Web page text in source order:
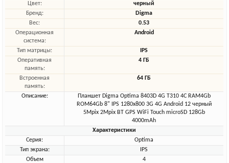
Цвет:
черный
Бренд:
Digma
Вес:
0.53
Операционная
система:
Android
Тип матрицы:
IPS
Оперативная
память:
4 ГБ
Встроенная
память:
64 ГБ
Описание:
Планшет Digma Optima 8403D 4G T310 4C RAM4Gb
ROM64Gb 8" IPS 1280x800 3G 4G Android 12 черный
5Mpix 2Mpix BT GPS WiFi Touch microSD 128Gb
4000mAh
Характеристики
Серия:
Optima
Тип экрана:
IPS
Объем
4